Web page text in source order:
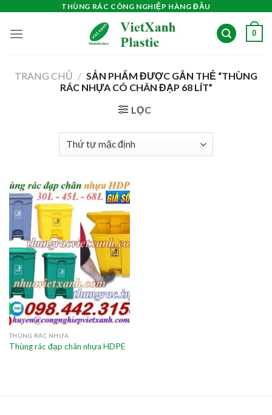
content
THÙNG RÁC CÔNG NGHIỆP HÀNG ĐẦU
0
TRANG CHỦ / SẢN PHẨM ĐƯỢC GẮN THẺ “THÙNG
RÁC NHỰA CÓ CHÂN ĐẠP 68 LÍT”
LỌC
THÙNG RÁC NHỰA
Thùng rác đạp chân nhựa HDPE